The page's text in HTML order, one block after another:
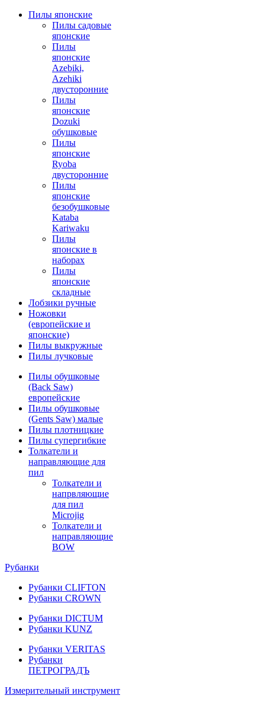
Пилы японские
Пилы садовые
японские
Пилы
японские
Azebiki,
Azehiki
двусторонние
Пилы
японские
Dozuki
обушковые
Пилы
японские
Ryoba
двусторонние
Пилы
японские
безобушковые
Kataba
Kariwaku
Пилы
японские в
наборах
Пилы
японские
складные
Лобзики ручные
Ножовки
(европейские и
японские)
Пилы выкружные
Пилы лучковые
Пилы обушковые
(Back Saw)
европейские
Пилы обушковые
(Gents Saw) малые
Пилы плотницкие
Пилы супергибкие
Толкатели и
направляющие для
пил
Толкатели и
напрвляющие
для пил
Microjig
Толкатели и
направляющие
BOW
Рубанки
Рубанки CLIFTON
Рубанки CROWN
Рубанки DICTUM
Рубанки KUNZ
Рубанки VERITAS
Рубанки
ПЕТРОГРАДЪ
Измерительный инструмент